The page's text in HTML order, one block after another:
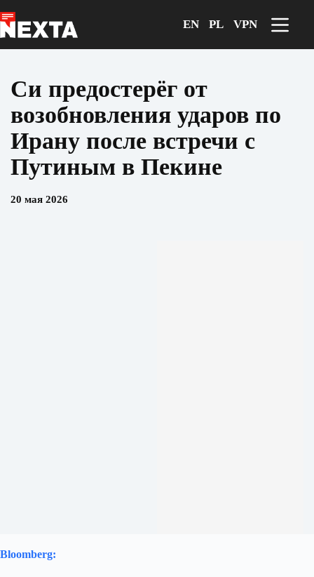
к
сути
EN PL VPN
Си предостерёг от
возобновления ударов по
Ирану после встречи с
Путиным в Пекине
20 мая 2026
Bloomberg: